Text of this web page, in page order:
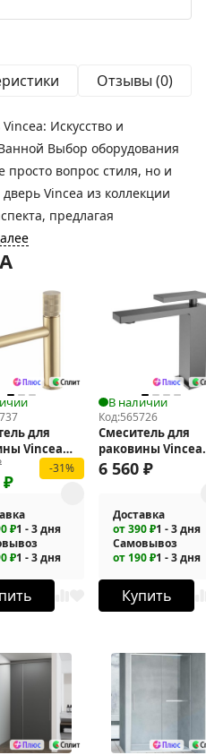
Отзывы (0)
Искусство и
Выбор оборудования
вопрос стиля, но и
Vincea из коллекции
предлагая
для
Vincea
4G1BG4
₽
-31%
₽1 - 3 дня
₽1 - 3 дня
В наличии
Код:565726
Смеситель для
раковины Vincea
Dice VBF-2DS1GM
6 560 ₽
Доставка
от 390 ₽1 - 3 дня
Самовывоз
от 190 ₽1 - 3 дня
Купить